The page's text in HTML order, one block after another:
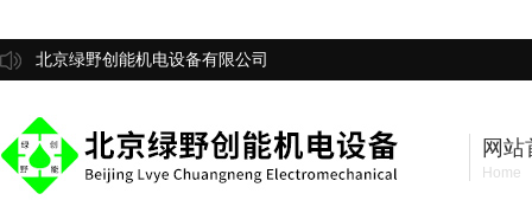
北京绿野创能机电设备有限公司
网站
Home